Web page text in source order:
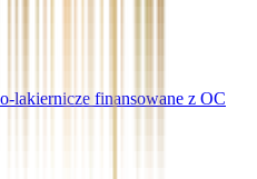
lakiernicze finansowane z OC